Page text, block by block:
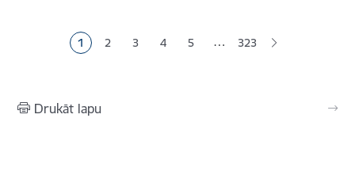
Pašreizējā lapa
1 Lapa
2 Lapa
3 Lapa
4 Lapa
5 … 323
Drukāt lapu